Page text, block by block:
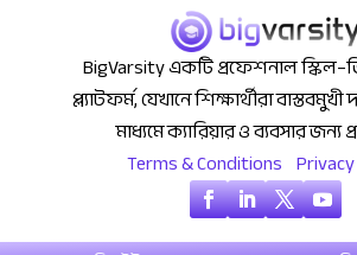
BigVarsity একটি প্রফেশনাল
প্ল্যাটফর্ম, যেখানে শিক্ষার্থীরা
মাধ্যমে ক্যারিয়ার ও ব্যবসার জন্য
Terms & Conditions